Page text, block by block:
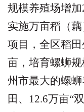
规模养殖场增加
实施万亩稻（藕
项目，全区稻
亩，培育螺蛳
州市最大的螺蛳
田、 12.6万亩“